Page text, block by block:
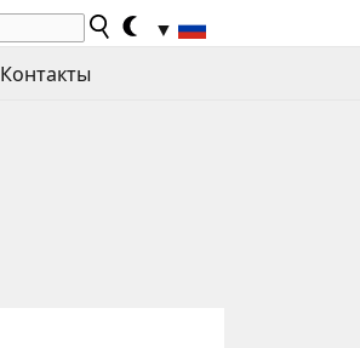
▼
Контакты